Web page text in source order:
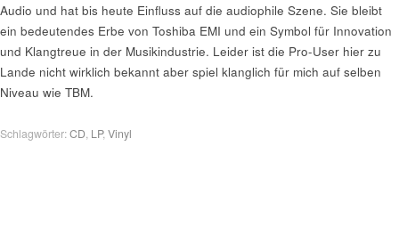
Audio und hat bis heute Einfluss auf die audiophile Szene. Sie bleibt
ein bedeutendes Erbe von Toshiba EMI und ein Symbol für Innovation
und Klangtreue in der Musikindustrie. Leider ist die Pro-User hier zu
Lande nicht wirklich bekannt aber spiel klanglich für mich auf selben
Niveau wie TBM.
Schlagwörter:CD, LP,Vinyl